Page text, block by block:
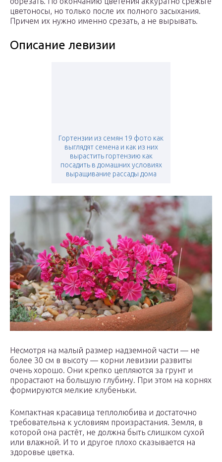
цветоносы, но только после их полного засыхания.
Причем их нужно именно срезать, а не вырывать.
Описание левизии
Гортензии из семян 19 фото как
выглядят семена и как из них
вырастить гортензию как
посадить в домашних условиях
выращивание рассады дома
Несмотря на малый размер надземной части — не
более 30 см в высоту — корни левизии развиты
очень хорошо. Они крепко цепляются за грунт и
прорастают на большую глубину. При этом на корнях
формируются мелкие клубеньки.
Компактная красавица теплолюбива и достаточно
требовательна к условиям произрастания. Земля, в
которой она растёт, не должна быть слишком сухой
или влажной. И то и другое плохо сказывается на
здоровье цветка.